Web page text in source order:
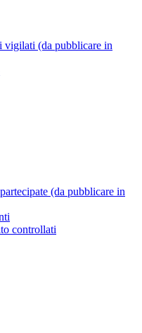
vigilati (da pubblicare in
(da pubblicare in
controllati